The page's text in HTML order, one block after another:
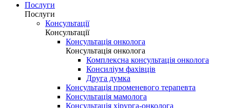
Послуги
Послуги
Консультації
Консультації
Консультація онколога
Консультація онколога
Комплексна консультація онколога
Консиліум фахівців
Друга думка
Консультація променевого терапевта
Консультація мамолога
Консультація хірурга-онколога